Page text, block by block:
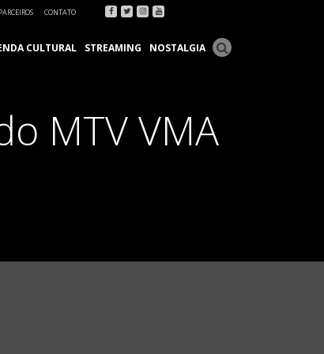
PARCEIROS CONTATO Facebook
Twitter
Instagram
Youtube
CULTURAL STREAMING NOSTALGIA
MTV VMA